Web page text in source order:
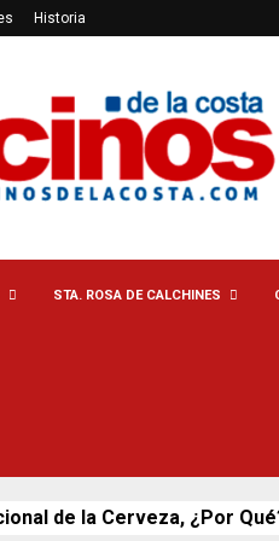
Historia
STA. ROSA DE CALCHINES
de la Cerveza, ¿Por